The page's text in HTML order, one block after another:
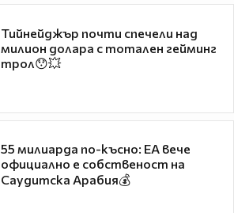
Тийнейджър почти спечели над
милион долара с тотален гейминг
трол😯💥
55 милиарда по-късно: EA вече
официално е собственост на
Саудитска Арабия💰